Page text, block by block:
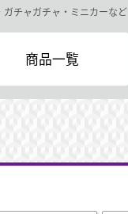
ガチャガチャ・ミニカーなど
商品一覧